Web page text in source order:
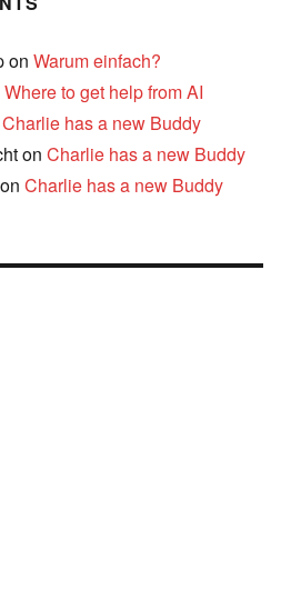
onWarum einfach?
Where to get help from AI
Charlie has a new Buddy
onCharlie has a new Buddy
onCharlie has a new Buddy